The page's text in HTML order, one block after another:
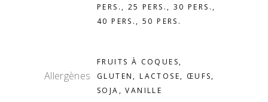
PERS., 25 PERS., 30 PERS.,
40 PERS., 50 PERS.
Allergènes
FRUITS À COQUES,
GLUTEN, LACTOSE, ŒUFS,
SOJA, VANILLE